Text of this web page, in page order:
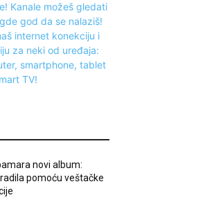
novi album:
pomoću veštačke